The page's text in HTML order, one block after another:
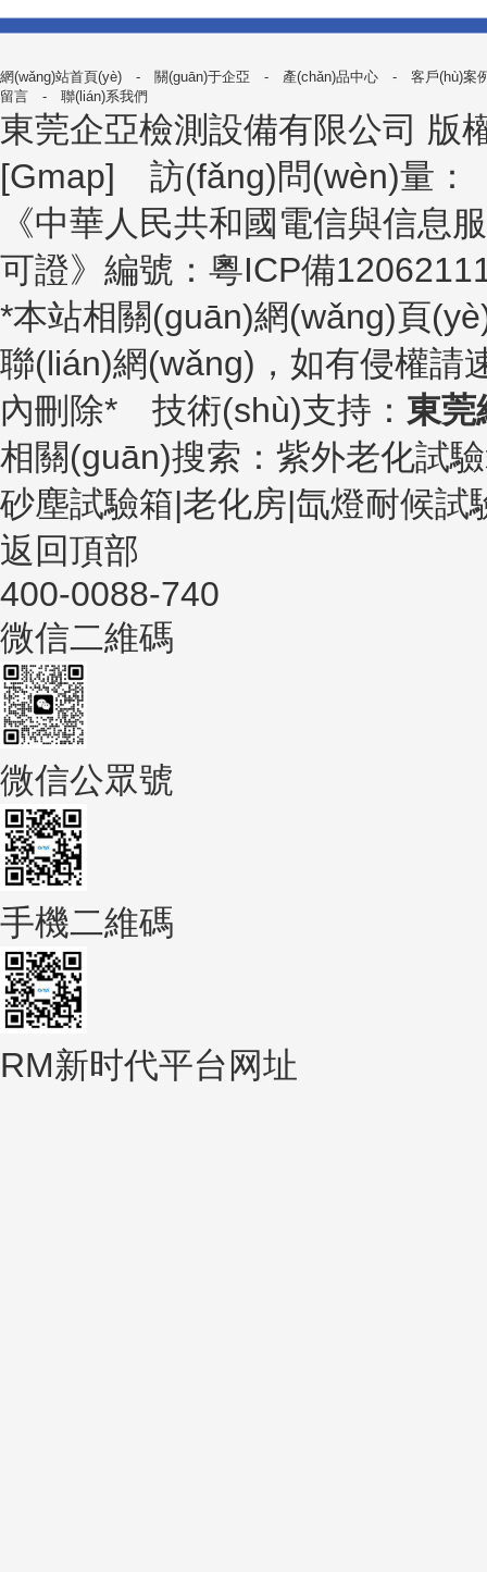
網(wǎng)站首頁(yè) - 關(guān)于企亞 - 產(chǎn)品中心 - 客戶(hù)案
留言 - 聯(lián)系我們
東莞企亞檢測設備有限公司 版
[Gmap] 訪(fǎng)問(wèn)量：
《中華人民共和國電信與信息
可證》編號： 粵ICP備
*本站相關(guān)網(wǎng)頁
聯(lián)網(wǎng)，如有侵權
內刪除* 技術(shù)支持： 東
相關(guān)搜索：紫外老化試
砂塵試驗箱|老化房|氙燈耐候
返回頂部
400-0088-740
微信二維碼
微信公眾號
手機二維碼
RM新时代平台网址